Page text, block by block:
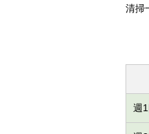
清掃
週